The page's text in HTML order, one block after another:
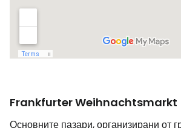
Frankfurter Weihnachtsmarkt
Основните пазари, организирани от